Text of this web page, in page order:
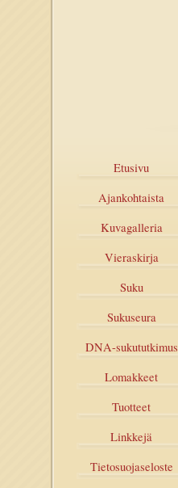
Etusivu
Ajankohtaista
Kuvagalleria
Vieraskirja
Suku
Sukuseura
DNA-sukututkimus
Lomakkeet
Tuotteet
Linkkejä
Tietosuojaseloste